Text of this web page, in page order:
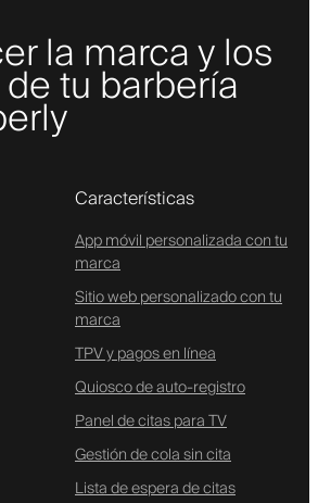
la marca y los
tu barbería
Características
App móvil personalizada con tu
marca
Sitio web personalizado con tu
marca
TPV y pagos en línea
Quiosco de auto-registro
Panel de citas para TV
Gestión de cola sin cita
Lista de espera de citas